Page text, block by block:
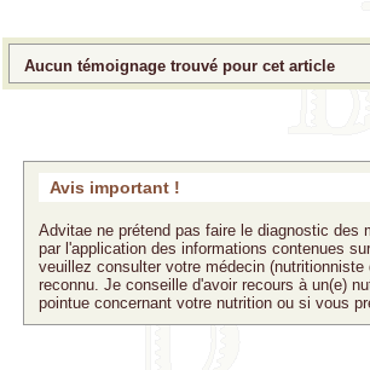
Aucun témoignage trouvé pour cet article
Avis important !
Advitae ne prétend pas faire le diagnostic des
par l'application des informations contenues
veuillez consulter votre médecin
reconnu. Je conseille d'avoir recours à un(e)
pointue concernant votre nutrition ou si vous